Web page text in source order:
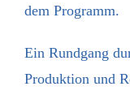
dem Programm.
Ein Rundgang
Produktion und